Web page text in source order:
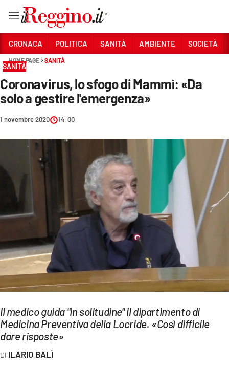
Sezioni
CRONACA
POLITICA
AMBIENTE
SOCIETÀ
CULTURA
ECONOMIA E LAVORO
EVENTI
SPORT
Streaming
LAC TV
LAC NETWORK
LAC ONAIR
CRONACA POLITICA SANITÀ AMBIENTE SOCIETÀ
HOME PAGE SANITÀ
SANITÀ
Coronavirus, lo sfogo di Mammì: «Da
solo a gestire l'emergenza»
1 novembre 2020 14:00
Il medico guida "in solitudine" il dipartimento di
Medicina Preventiva della Locride. «Così difficile
dare risposte»
ILARIO BALÌ